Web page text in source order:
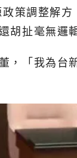
策調整解
胡扯毫無邏
「我為